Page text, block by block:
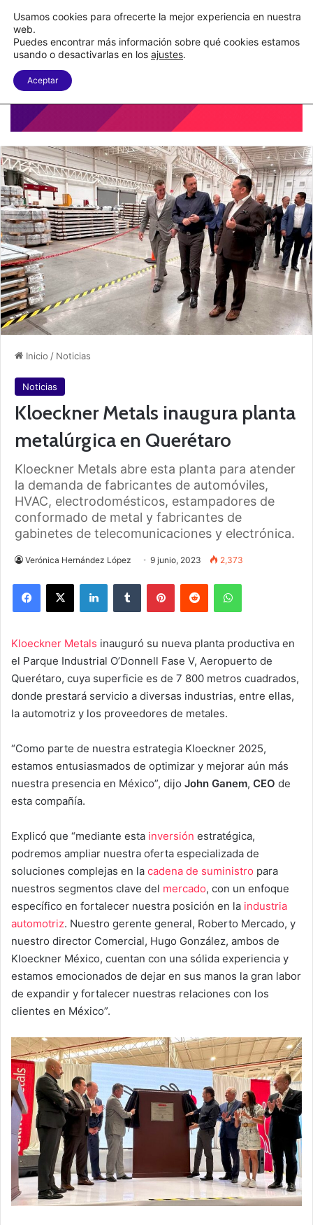
Nueva Ley Aduanera eleva el costo de los errores documentales
Menu
Inicio / Noticias
Noticias
Kloeckner Metals inaugura planta
metalúrgica en Querétaro
Kloeckner Metals abre esta planta para atender
la demanda de fabricantes de automóviles,
HVAC, electrodomésticos, estampadores de
conformado de metal y fabricantes de
gabinetes de telecomunicaciones y electrónica.
Verónica Hernández López 9 junio, 2023 2,373
Kloeckner Metals inauguró su nueva planta productiva en
el Parque Industrial O’Donnell Fase V, Aeropuerto de
Querétaro, cuya superficie es de 7 800 metros cuadrados,
donde prestará servicio a diversas industrias, entre ellas,
la automotriz y los proveedores de metales.
“Como parte de nuestra estrategia Kloeckner 2025,
estamos entusiasmados de optimizar y mejorar aún más
nuestra presencia en México”, dijo John Ganem, CEO de
esta compañía.
Explicó que “mediante esta inversión estratégica,
podremos ampliar nuestra oferta especializada de
soluciones complejas en la cadena de suministro para
nuestros segmentos clave del mercado, con un enfoque
específico en fortalecer nuestra posición en la industria
automotriz. Nuestro gerente general, Roberto Mercado, y
nuestro director Comercial, Hugo González, ambos de
Kloeckner México, cuentan con una sólida experiencia y
estamos emocionados de dejar en sus manos la gran labor
de expandir y fortalecer nuestras relaciones con los
clientes en México”.
Usamos cookies para ofrecerte la mejor experiencia en nuestra
web.
Puedes encontrar más información sobre qué cookies estamos
usando o desactivarlas en los ajustes.
Aceptar